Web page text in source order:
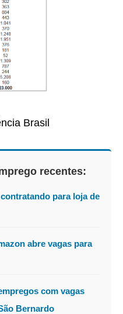
Brasil
recentes:
para loja de
abre vagas para
com vagas
Bernardo